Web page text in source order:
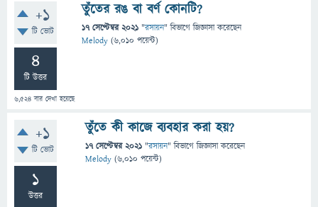
+1
টি ভোট
4
টি উত্তর
6,524 বার দেখা হয়েছে
তুঁতের রঙ বা বর্ণ কোনটি?
17 সেপ্টেম্বর 2021 "রসায়ন" বিভাগে জিজ্ঞাসাকরেছেন
Melody (6,010 পয়েন্ট)
+1
টি ভোট
1
উত্তর
তুঁতে কী কাজে ব্যবহার করা হয়?
17 সেপ্টেম্বর 2021 "রসায়ন" বিভাগে জিজ্ঞাসাকরেছেন
Melody (6,010 পয়েন্ট)